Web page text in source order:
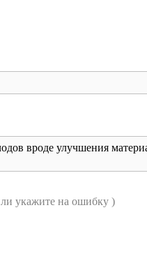
вроде улучшения
укажите на ошибку )